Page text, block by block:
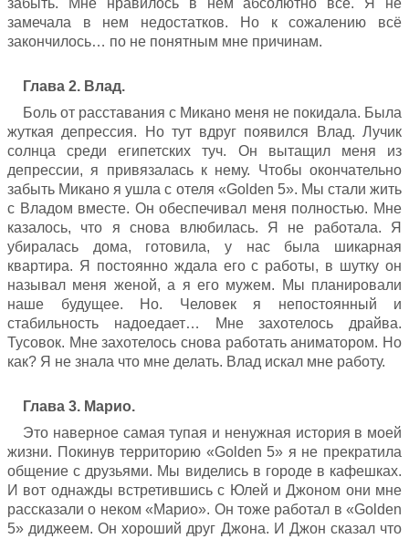
забыть. Мне нравилось в нем абсолютно всё. Я не
замечала в нем недостатков. Но к сожалению всё
закончилось… по не понятным мне причинам.
Глава 2. Влад.
Боль от расставания с Микано меня не покидала. Была
жуткая депрессия. Но тут вдруг появился Влад. Лучик
солнца среди египетских туч. Он вытащил меня из
депрессии, я привязалась к нему. Чтобы окончательно
забыть Микано я ушла с отеля «Golden 5». Мы стали жить
с Владом вместе. Он обеспечивал меня полностью. Мне
казалось, что я снова влюбилась. Я не работала. Я
убиралась дома, готовила, у нас была шикарная
квартира. Я постоянно ждала его с работы, в шутку он
называл меня женой, а я его мужем. Мы планировали
наше будущее. Но. Человек я непостоянный и
стабильность надоедает… Мне захотелось драйва.
Тусовок. Мне захотелось снова работать аниматором. Но
как? Я не знала что мне делать. Влад искал мне работу.
Глава 3. Марио.
Это наверное самая тупая и ненужная история в моей
жизни. Покинув территорию «Golden 5» я не прекратила
общение с друзьями. Мы виделись в городе в кафешках.
И вот однажды встретившись с Юлей и Джоном они мне
рассказали о неком «Марио». Он тоже работал в «Golden
5» диджеем. Он хороший друг Джона. И Джон сказал что